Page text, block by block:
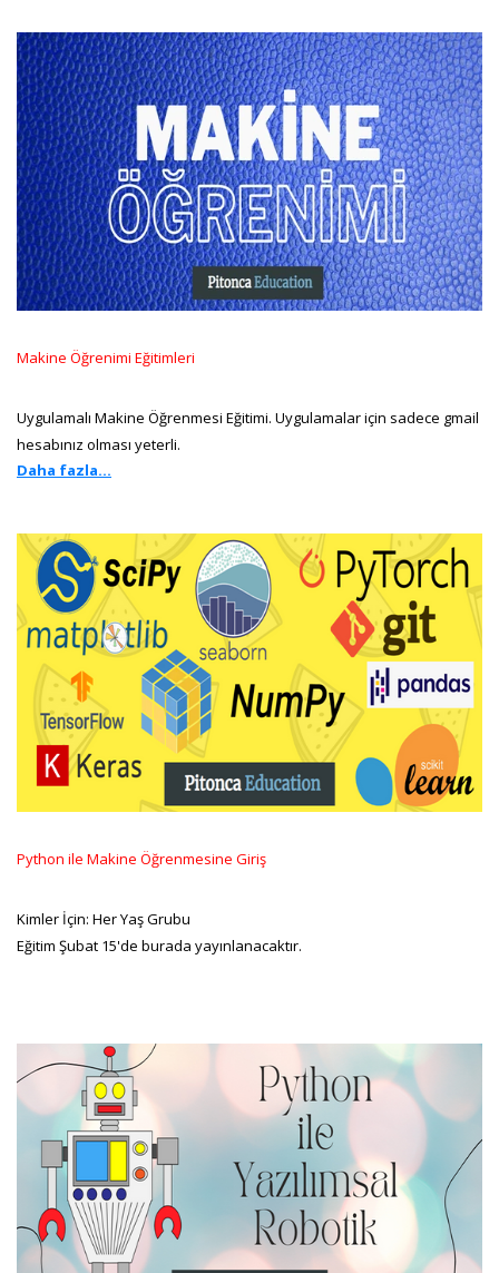
Makine Öğrenimi Eğitimleri
Uygulamalı Makine Öğrenmesi Eğitimi. Uygulamalar için sadece gmail
hesabınız olması yeterli.
Daha fazla...
Python ile Makine Öğrenmesine Giriş
Kimler İçin: Her Yaş Grubu
Eğitim Şubat 15'de burada yayınlanacaktır.